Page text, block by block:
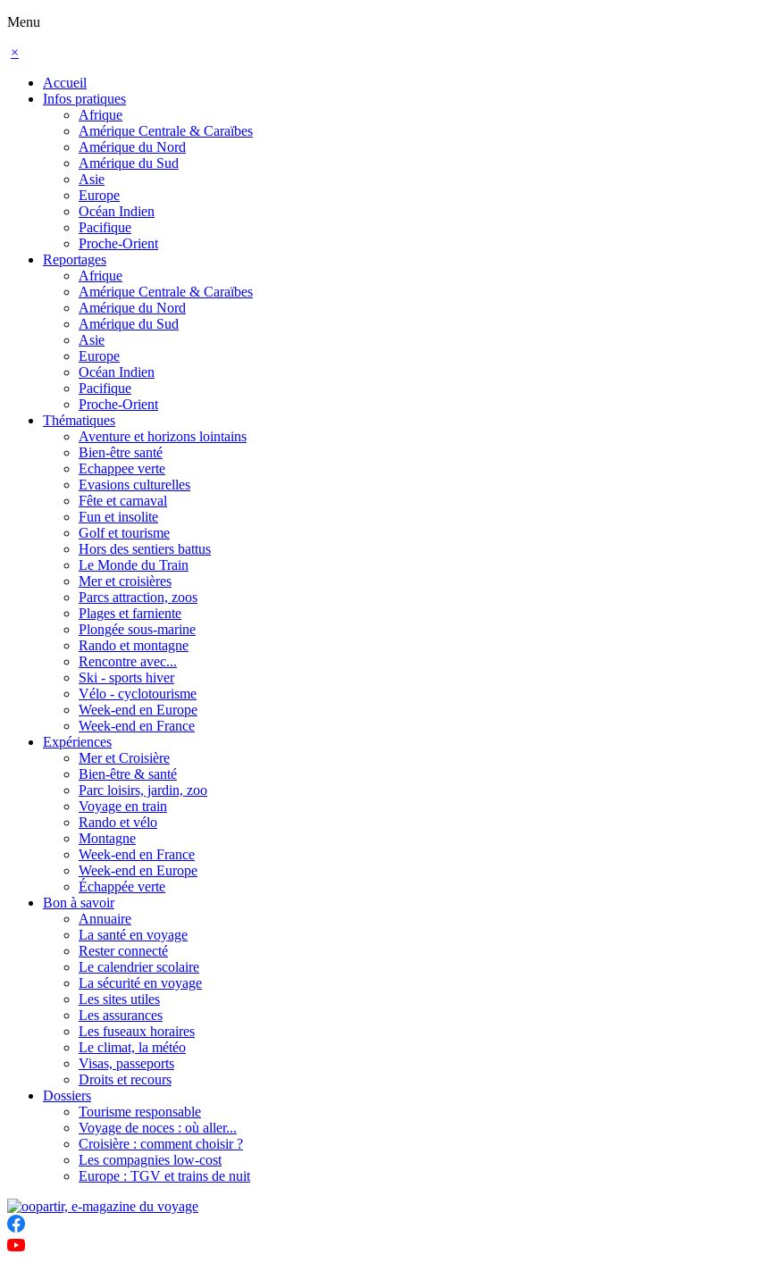
Menu
×
Accueil
Infos pratiques
Afrique
Amérique Centrale & Caraïbes
Amérique du Nord
Amérique du Sud
Asie
Europe
Océan Indien
Pacifique
Proche-Orient
Reportages
Afrique
Amérique Centrale & Caraïbes
Amérique du Nord
Amérique du Sud
Asie
Europe
Océan Indien
Pacifique
Proche-Orient
Thématiques
Aventure et horizons lointains
Bien-être santé
Echappee verte
Evasions culturelles
Fête et carnaval
Fun et insolite
Golf et tourisme
Hors des sentiers battus
Le Monde du Train
Mer et croisières
Parcs attraction, zoos
Plages et farniente
Plongée sous-marine
Rando et montagne
Rencontre avec...
Ski - sports hiver
Vélo - cyclotourisme
Week-end en Europe
Week-end en France
Expériences
Mer et Croisière
Bien-être & santé
Parc loisirs, jardin, zoo
Voyage en train
Rando et vélo
Montagne
Week-end en France
Week-end en Europe
Échappée verte
Bon à savoir
Annuaire
La santé en voyage
Rester connecté
Le calendrier scolaire
La sécurité en voyage
Les sites utiles
Les assurances
Les fuseaux horaires
Le climat, la météo
Visas, passeports
Droits et recours
Dossiers
Tourisme responsable
Voyage de noces : où aller...
Croisière : comment choisir ?
Les compagnies low-cost
Europe : TGV et trains de nuit